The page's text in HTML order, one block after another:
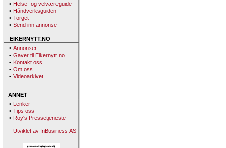
• Helse- og velværeguide
• Håndverksguiden
• Torget
• Send inn annonse
EIKERNYTT.NO
• Annonser
• Gaver til Eikernytt.no
• Kontakt oss
• Om oss
• Videoarkivet
ANNET
• Lenker
• Tips oss
• Roy's Pressetjeneste
Utviklet av InBusiness AS